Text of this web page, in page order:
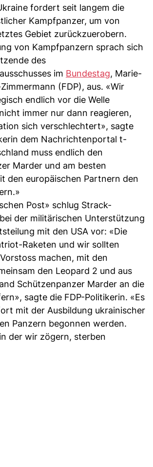
fordert seit langem die
Kampfpanzer, um von
Gebiet zurückzuerobern.
von Kampfpanzern sprach sich
des
im Bundestag, Marie-
(FDP), aus. «Wir
endlich vor die Welle
immer nur dann reagieren,
sich verschlechtert», sagte
dem Nachrichtenportal t-
muss endlich den
Marder und am besten
den europäischen Partnern den
Post» schlug Strack-
der militärischen Unterstützung
mit den USA vor: «Die
Raketen und wir sollten
machen, mit den
den Leopard 2 und aus
Schützenpanzer Marder an die
sagte die FDP-Politikerin. «Es
mit der Ausbildung ukrainischer
Panzern begonnen werden.
der wir zögern, sterben